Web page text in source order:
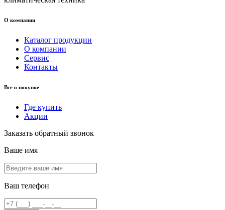
О компании
Каталог продукции
О компании
Сервис
Контакты
Все о покупке
Где купить
Акции
Заказать обратный звонок
Ваше имя
Ваш телефон